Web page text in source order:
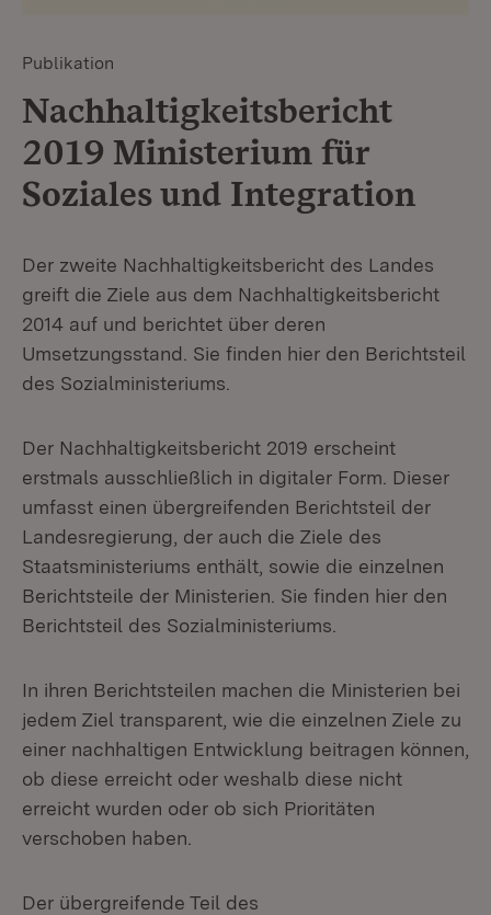
Publikation
Nachhaltigkeitsbericht
2019 Ministerium für
Soziales und Integration
Der zweite Nachhaltigkeitsbericht des Landes
greift die Ziele aus dem Nachhaltigkeitsbericht
2014 auf und berichtet über deren
Umsetzungsstand. Sie finden hier den Berichtsteil
des Sozialministeriums.
Der Nachhaltigkeitsbericht 2019 erscheint
erstmals ausschließlich in digitaler Form. Dieser
umfasst einen übergreifenden Berichtsteil der
Landesregierung, der auch die Ziele des
Staatsministeriums enthält, sowie die einzelnen
Berichtsteile der Ministerien. Sie finden hier den
Berichtsteil des Sozialministeriums.
In ihren Berichtsteilen machen die Ministerien bei
jedem Ziel transparent, wie die einzelnen Ziele zu
einer nachhaltigen Entwicklung beitragen können,
ob diese erreicht oder weshalb diese nicht
erreicht wurden oder ob sich Prioritäten
verschoben haben.
Der übergreifende Teil des